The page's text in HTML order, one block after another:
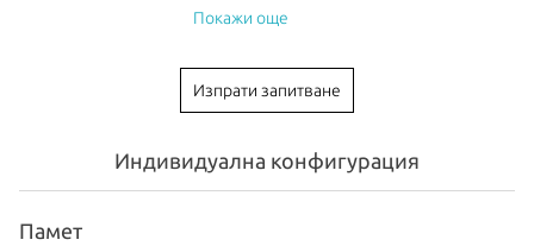
512GB SSD
International
195949597909
Покажи още
Изпрати запитване
Индивидуална конфигурация
Памет